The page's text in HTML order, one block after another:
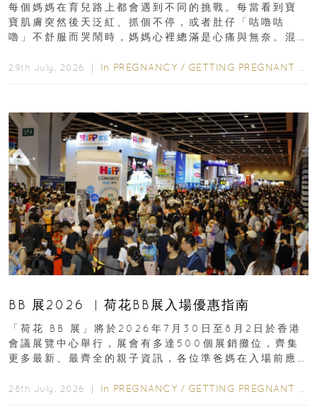
每個媽媽在育兒路上都會遇到不同的挑戰。每當看到寶
寶肌膚突然後天泛紅、抓個不停，或者肚仔「咕嚕咕
嚕」不舒服而哭鬧時，媽媽心裡總滿是心痛與無奈。混
29th July, 2026 ｜ In PREGNANCY / GETTING PREGNANT
BB 展2026 ︳荷花BB展入場優惠指南
「荷花 BB 展」將於2026年7月30日至8月2日於香港
會議展覽中心舉行，展會有多達500個展銷攤位，齊集
更多最新、最齊全的親子資訊，各位準爸媽在入場前應
28th July, 2026 ｜ In PREGNANCY / GETTING PREGNANT